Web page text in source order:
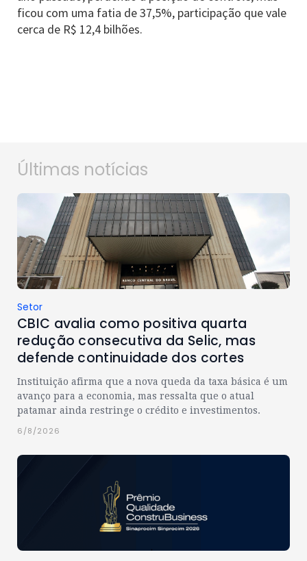
ficou com uma fatia de 37,5%, participação que vale
cerca de R$ 12,4 bilhões.
Últimas notícias
Setor
CBIC avalia como positiva quarta
redução consecutiva da Selic, mas
defende continuidade dos cortes
Instituição afirma que a nova queda da taxa básica é um
avanço para a economia, mas ressalta que o atual
patamar ainda restringe o crédito e investimentos.
6/8/2026